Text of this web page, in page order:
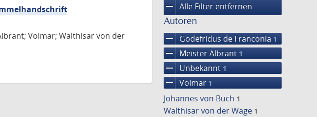
remove Alle Filter entfernen
Autoren
remove Godefridus de Franconia 1
remove Meister Albrant 1
remove Unbekannt 1
remove Volmar 1
Johannes von Buch 1
Walthisar von der Wage 1
Volmar; Walthisar von der